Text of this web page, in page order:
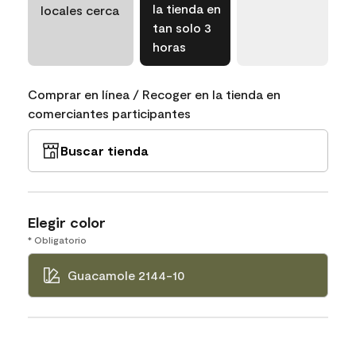
locales cerca
la tienda en
tan solo 3
horas
Comprar en línea / Recoger en la tienda en
comerciantes participantes
Buscar tienda
Elegir color
* Obligatorio
Guacamole 2144-10